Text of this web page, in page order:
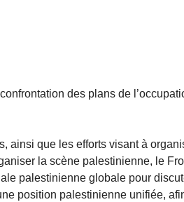
des plans de
ainsi que les efforts visant à
la scène palestinienne, le
palestinienne globale pour
position palestinienne unifiée,